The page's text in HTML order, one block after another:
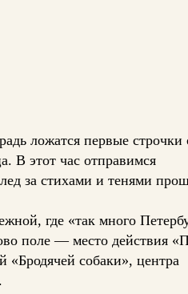
ложатся первые строчки
В этот час отправимся
за стихами и тенями
где «так много
поле — место действия
«Бродячей собаки», центра